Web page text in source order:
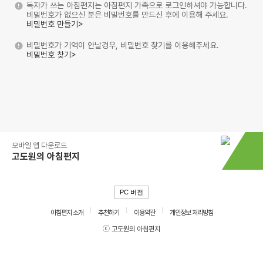
독자가 쓰는 아침편지는 아침편지 가족으로 로그인하셔야 가능합니다.
비밀번호가 없으신 분은 비밀번호를 만드신 후에 이용해 주세요.
비밀번호 만들기>
비밀번호가 기억이 안날경우, 비밀번호 찾기를 이용해주세요.
비밀번호 찾기>
모바일 앱 다운로드
고도원의 아침편지
PC 버전
아침편지 소개 추천하기 이용약관
개인정보 처리방침
ⓒ 고도원의 아침편지